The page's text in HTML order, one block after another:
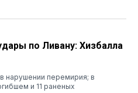
по Ливану: Хизбалла
нарушении перемирия; в
и 11 раненых